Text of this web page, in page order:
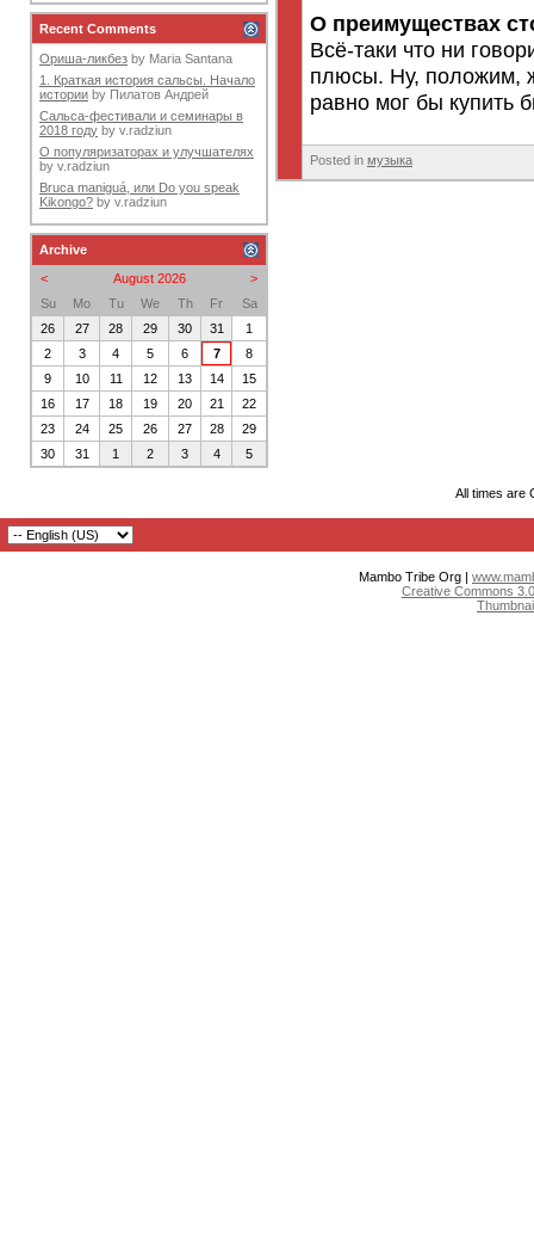
О преимуществах
Всё-таки что ни
плюсы. Ну, положим,
равно мог бы купить
Posted in музыка
Recent Comments
Ориша-ликбез by Maria Santana
1. Краткая история сальсы. Начало
истории by Пилатов Андрей
Сальса-фестивали и семинары в
2018 году by v.radziun
О популяризаторах и улучшателях
by v.radziun
Bruca maniguá, или Do you speak
Kikongo? by v.radziun
Archive
<
>
August 2026
Su
Mo Tu We Th Fr
Sa
26
27 28 29 30 31
1
2
3 4 5 6 7
8
9
10 11 12 13 14
15
16
17 18 19 20 21
22
23
24 25 26 27 28
29
30
31 1 2 3 4 5
All times are
Mambo Tribe Org |
Creative Commons